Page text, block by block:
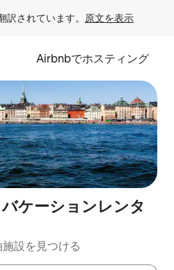
されています。 原文を表示
Airbnbでホスティング
ケーションレンタ
設を見つける